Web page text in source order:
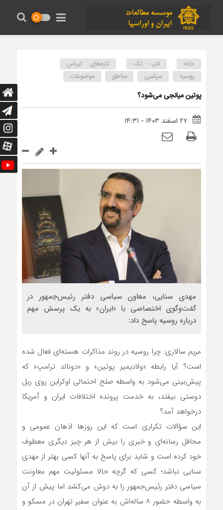
خانه تاپ تَک
تازه‌های ایراس
روسیه
سیاسی مناطق موضوعات
پوتین میانجی می‌شود؟
۲۷ اسفند ۱۴۰۳ - ۱۴:۳۱
مهدی سنایی، معاون سیاسی دفتر رئیس‌جمهور در
گفت‌وگوی اختصاصی با «ایران» به یک پرسش مهم
درباره روسیه پاسخ داد:
مریم سالاری: چرا روسیه در روند مذاکرات هسته‌ای فعال شده
است؟ آیا رابطه «ولادیمیر پوتین» و «دونالد ترامپ» که
پیش‌بینی می‌شود به واسطه صلح احتمالی اوکراین روی ریل
دوستی بیفتد، به خدمت پرونده اختلافات ایران و آمریکا
درخواهد آمد؟
این سؤالات تکراری است که این روزها اذهان عمومی و
محافل رسانه‌ای و خبری را بیش از هر چیز دیگری معطوف
خود کرده است و شاید برای پاسخ به آنها کسی بهتر از مهدی
سنایی نباشد؛ کسی که گرچه حالا مسئولیت مهم معاونت
سیاسی دفتر رئیس‌جمهور را به دوش می‌کشد اما پیش از آن
به واسطه حضور ۸ ساله‌اش به عنوان سفیر تهران در مسکو و